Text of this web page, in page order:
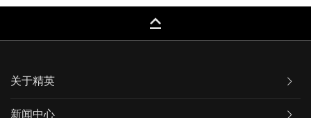
keyboard_capslock
关于精英
新闻中心